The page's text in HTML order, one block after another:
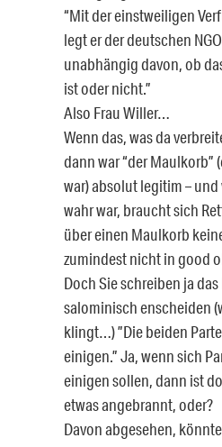
“Mit der einstweiligen
legt er der deutschen
unabhängig davon, ob
ist oder nicht.”
Also Frau Willer…
Wenn das, was da
dann war “der Maulkorb”
war) absolut legitim –
wahr war, braucht sich
über einen Maulkorb
zumindest nicht in good
Doch Sie schreiben ja
salominisch enscheiden
klingt…) ”Die beiden
einigen.” Ja, wenn sich
einigen sollen, dann ist
etwas angebrannt, oder?
Davon abgesehen,